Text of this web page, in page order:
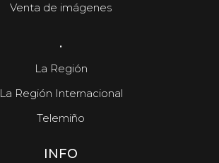
Venta de imágenes
.
La Región
La Región Internacional
Telemiño
INFO